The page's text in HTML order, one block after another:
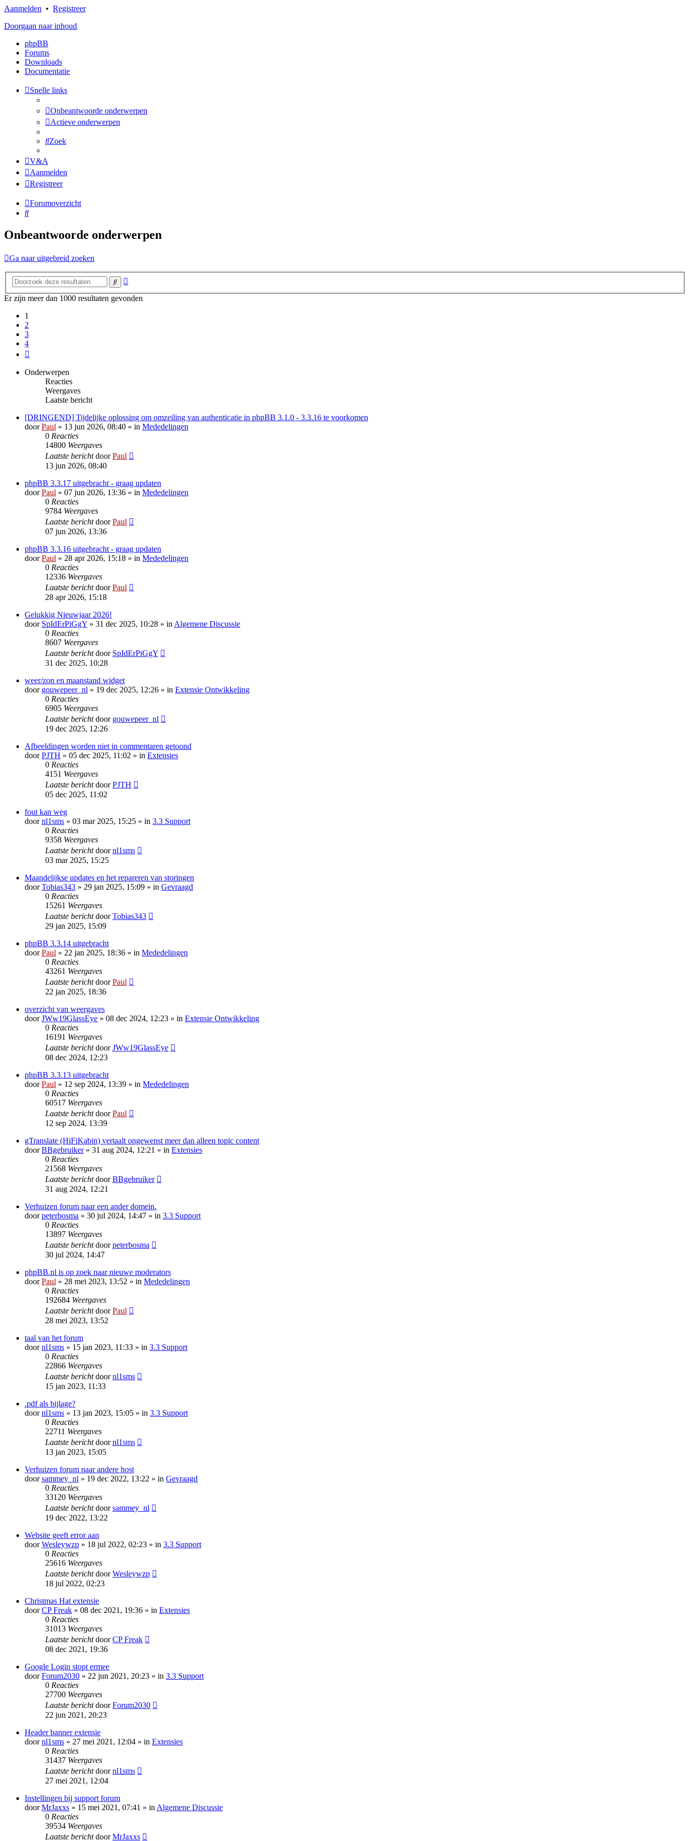
Aanmelden • Registreer
Doorgaan naar inhoud
phpBB
Forums
Downloads
Documentatie
Snelle links
Onbeantwoorde onderwerpen
Actieve onderwerpen
Zoek
V&A
Aanmelden
Registreer
Forumoverzicht
Zoek
Onbeantwoorde onderwerpen
Ga naar uitgebreid zoeken
Zoek
Er zijn meer dan 1000 resultaten gevonden
1
2
3
4
Onderwerpen
Reacties
Weergaves
Laatste bericht
[DRINGEND] Tijdelijke oplossing om omzeiling van authenticatie in phpBB 3.1.0 - 3.3.16 te voorkomen
doorPaul » 13 jun 2026, 08:40 » in Mededelingen
0 Reacties
14800 Weergaves
Laatste berichtdoorPaul
13 jun 2026, 08:40
phpBB 3.3.17 uitgebracht - graag updaten
doorPaul » 07 jun 2026, 13:36 » in Mededelingen
0 Reacties
9784 Weergaves
Laatste berichtdoorPaul
07 jun 2026, 13:36
phpBB 3.3.16 uitgebracht - graag updaten
doorPaul » 28 apr 2026, 15:18 » in Mededelingen
0 Reacties
12336 Weergaves
Laatste berichtdoorPaul
28 apr 2026, 15:18
Gelukkig Nieuwjaar 2026!
door SpIdErPiGgY » 31 dec 2025, 10:28 » inAlgemene Discussie
0 Reacties
8607 Weergaves
Laatste berichtdoor SpIdErPiGgY
31 dec 2025, 10:28
weer/zon en maanstand widget
door gouwepeer_nl » 19 dec 2025, 12:26 » in Extensie Ontwikkeling
0 Reacties
6905 Weergaves
Laatste berichtdoor gouwepeer_nl
19 dec 2025, 12:26
Afbeeldingen worden niet in commentaren getoond
doorPJTH » 05 dec 2025, 11:02 » in Extensies
0 Reacties
4151 Weergaves
Laatste berichtdoorPJTH
05 dec 2025, 11:02
fout kan weg
doornl1sms » 03 mar 2025, 15:25 » in 3.3 Support
0 Reacties
9358 Weergaves
Laatste berichtdoornl1sms
03 mar 2025, 15:25
Maandelijkse updates en het repareren van storingen
doorTobias343 » 29 jan 2025, 15:09 » in Gevraagd
0 Reacties
15261 Weergaves
Laatste berichtdoorTobias343
29 jan 2025, 15:09
phpBB 3.3.14 uitgebracht
doorPaul » 22 jan 2025, 18:36 » in Mededelingen
0 Reacties
43261 Weergaves
Laatste berichtdoorPaul
22 jan 2025, 18:36
overzicht van weergaves
doorJWw19GlassEye » 08 dec 2024, 12:23 » in Extensie Ontwikkeling
0 Reacties
16191 Weergaves
Laatste berichtdoorJWw19GlassEye
08 dec 2024, 12:23
phpBB 3.3.13 uitgebracht
doorPaul » 12 sep 2024, 13:39 » in Mededelingen
0 Reacties
60517 Weergaves
Laatste berichtdoorPaul
12 sep 2024, 13:39
gTranslate (HiFiKabin) vertaalt ongewenst meer dan alleen topic content
doorBBgebruiker» 31 aug 2024, 12:21 » in Extensies
0 Reacties
21568 Weergaves
Laatste berichtdoorBBgebruiker
31 aug 2024, 12:21
Verhuizen forum naar een ander domein.
doorpeterbosma » 30 jul 2024, 14:47 » in 3.3 Support
0 Reacties
13897 Weergaves
Laatste berichtdoorpeterbosma
30 jul 2024, 14:47
phpBB.nl is op zoek naar nieuwe moderators
doorPaul » 28 mei 2023, 13:52 » in Mededelingen
0 Reacties
192684 Weergaves
Laatste berichtdoorPaul
28 mei 2023, 13:52
taal van het forum
doornl1sms » 15 jan 2023, 11:33 » in 3.3 Support
0 Reacties
22866 Weergaves
Laatste berichtdoornl1sms
15 jan 2023, 11:33
.pdf als bijlage?
doornl1sms » 13 jan 2023, 15:05 » in 3.3 Support
0 Reacties
22711 Weergaves
Laatste berichtdoornl1sms
13 jan 2023, 15:05
Verhuizen forum naar andere host
doorsammey_nl » 19 dec 2022, 13:22 » in Gevraagd
0 Reacties
33120 Weergaves
Laatste berichtdoorsammey_nl
19 dec 2022, 13:22
Website geeft error aan
doorWesleywzp » 18 jul 2022, 02:23 » in 3.3 Support
0 Reacties
25616 Weergaves
Laatste berichtdoorWesleywzp
18 jul 2022, 02:23
Christmas Hat extensie
doorCP Freak » 08 dec 2021, 19:36 » in Extensies
0 Reacties
31013 Weergaves
Laatste berichtdoorCP Freak
08 dec 2021, 19:36
Google Login stopt ermee
doorForum2030 » 22 jun 2021, 20:23 » in 3.3 Support
0 Reacties
27700 Weergaves
Laatste berichtdoorForum2030
22 jun 2021, 20:23
Header banner extensie
doornl1sms » 27 mei 2021, 12:04 » in Extensies
0 Reacties
31437 Weergaves
Laatste berichtdoornl1sms
27 mei 2021, 12:04
Instellingen bij support forum
doorMrJaxxs » 15 mei 2021, 07:41 » inAlgemene Discussie
0 Reacties
39534 Weergaves
Laatste berichtdoorMrJaxxs